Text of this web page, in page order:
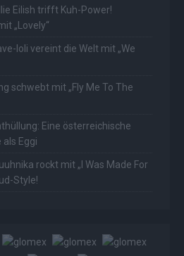
Eilish trifft Kuh-Power!
„Lovely“
Ioli vereint die Welt mit „We
schwebt mit „Fly Me To The
Eine österreichische
Eggi
rockt mit „I Was Made For
Style!